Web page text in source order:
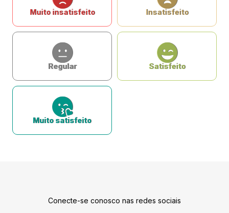
Muito insatisfeito Insatisfeito
Regular Satisfeito
Muito satisfeito
Conecte-se conosco nas redes sociais